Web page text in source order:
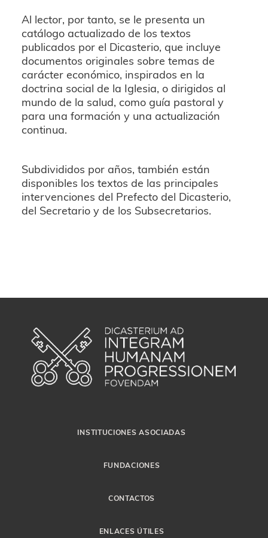
Al lector, por tanto, se le presenta un
catálogo actualizado de los textos
publicados por el Dicasterio, que incluye
documentos originales sobre temas de
carácter económico, inspirados en la
doctrina social de la Iglesia, o dirigidos al
mundo de la salud, como guía pastoral y
para una formación y una actualización
continua.
Subdivididos por años, también están
disponibles los textos de las principales
intervenciones del Prefecto del Dicasterio,
del Secretario y de los Subsecretarios.
INSTITUCIONES ASOCIADAS
FUNDACIONES
CONTACTOS
ENLACES ÚTILES